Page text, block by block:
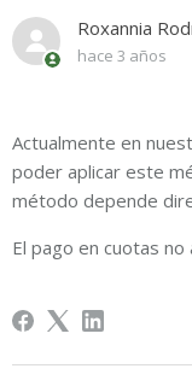
Roxannia
hace 3 años
Actualmente en
poder aplicar este
método depende
El pago en cuotas